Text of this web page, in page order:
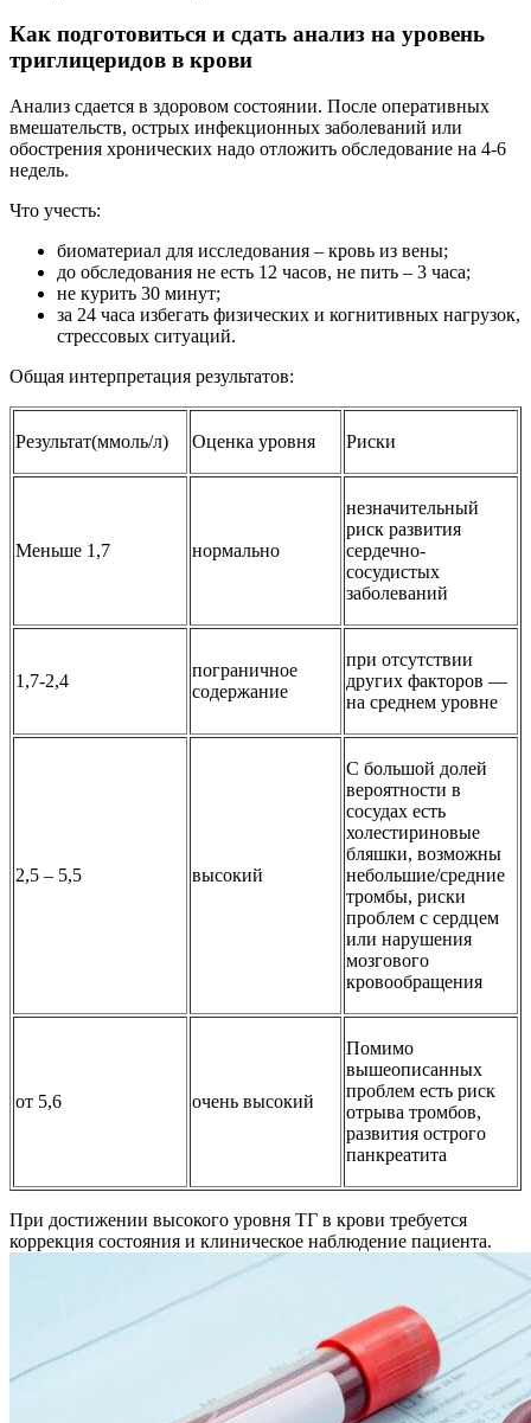
Как подготовиться и сдать анализ на уровень
триглицеридов в крови
Анализ сдается в здоровом состоянии. После оперативных
вмешательств, острых инфекционных заболеваний или
обострения хронических надо отложить обследование на 4-6
недель.
Что учесть:
биоматериал для исследования – кровь из вены;
до обследования не есть 12 часов, не пить – 3 часа;
не курить 30 минут;
за 24 часа избегать физических и когнитивных нагрузок,
стрессовых ситуаций.
Общая интерпретация результатов:
Результат(ммоль/л) Оценка уровня Риски
Меньше 1,7 нормально
незначительный
риск развития
сердечно-
сосудистых
заболеваний
1,7-2,4
пограничное
содержание
при отсутствии
других факторов —
на среднем уровне
2,5 – 5,5 высокий
С большой долей
вероятности в
сосудах есть
холестириновые
бляшки, возможны
небольшие/средние
тромбы, риски
проблем с сердцем
или нарушения
мозгового
кровообращения
от 5,6 очень высокий
Помимо
вышеописанных
проблем есть риск
отрыва тромбов,
развития острого
панкреатита
При достижении высокого уровня ТГ в крови требуется
коррекция состояния и клиническое наблюдение пациента.